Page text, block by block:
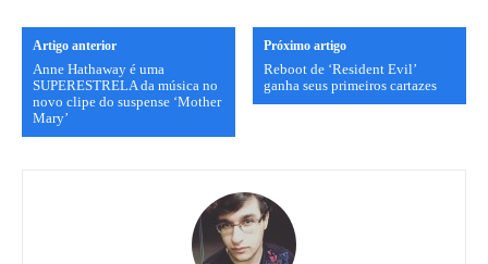
Artigo anterior
Anne Hathaway é uma
SUPERESTRELA da música no
novo clipe do suspense ‘Mother
Mary’
Próximo artigo
Reboot de ‘Resident Evil’
ganha seus primeiros cartazes